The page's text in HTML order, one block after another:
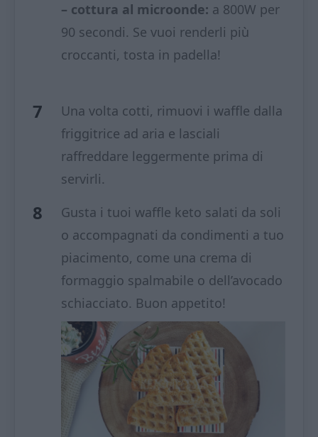
– cottura al microonde: a 800W per
90 secondi. Se vuoi renderli più
croccanti, tosta in padella!
Una volta cotti, rimuovi i waffle dalla
friggitrice ad aria e lasciali
raffreddare leggermente prima di
servirli.
Gusta i tuoi waffle keto salati da soli
o accompagnati da condimenti a tuo
piacimento, come una crema di
formaggio spalmabile o dell’avocado
schiacciato. Buon appetito!